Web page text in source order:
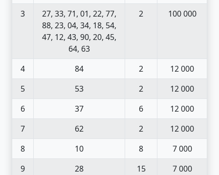
3
27, 33, 71, 01, 22, 77,
88, 23, 04, 34, 18, 54,
47, 12, 43, 90, 20, 45,
64, 63
2 100 000
4 84 2
12 000
5
53 2
12 000
6
37 6
12 000
7
62 2
12 000
8
10 8
7 000
9
28 15
7 000